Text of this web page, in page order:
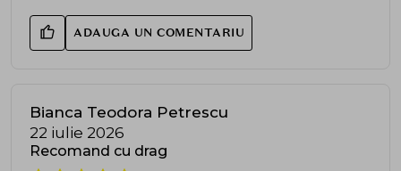
ADAUGA UN COMENTARIU
Bianca Teodora Petrescu
22 iulie 2026
Recomand cu drag